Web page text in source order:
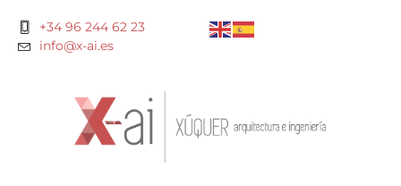
+34 96 244 62 23
info@x-ai.es